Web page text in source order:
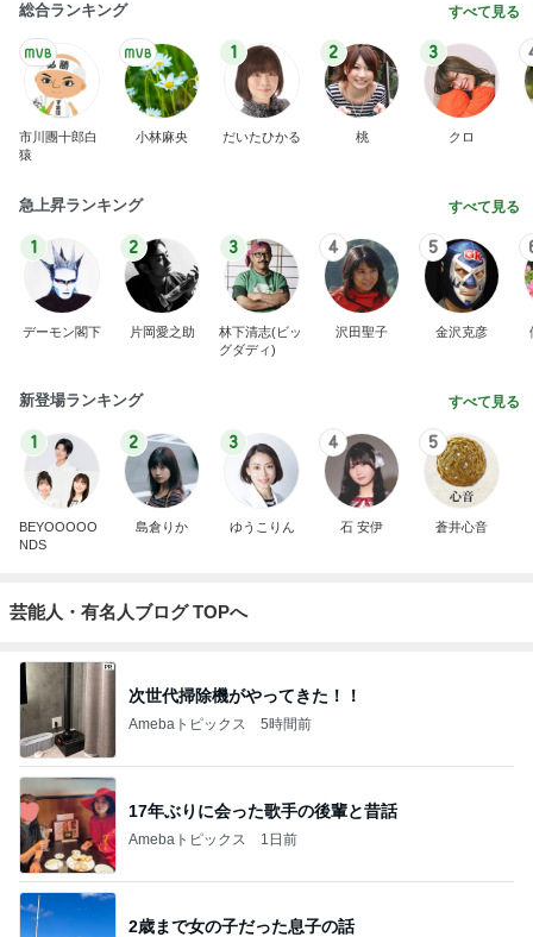
総合ランキング すべて見る
市川團十郎白
猿
小林麻央
1
だいたひかる
2
桃
3
クロ
急上昇ランキング すべて見る
1
デーモン閣下
2
片岡愛之助
3
林下清志(ビッ
グダディ)
4
沢田聖子
5
金沢克彦
新登場ランキング すべて見る
1
BEYOOOOO
NDS
2
島倉りか
3
ゆうこりん
4
石 安伊
5
蒼井心音
芸能人・有名人ブログ TOPへ
次世代掃除機がやってきた！！
Amebaトピックス 5時間前
17年ぶりに会った歌手の後輩と昔話
Amebaトピックス 1日前
2歳まで女の子だった息子の話